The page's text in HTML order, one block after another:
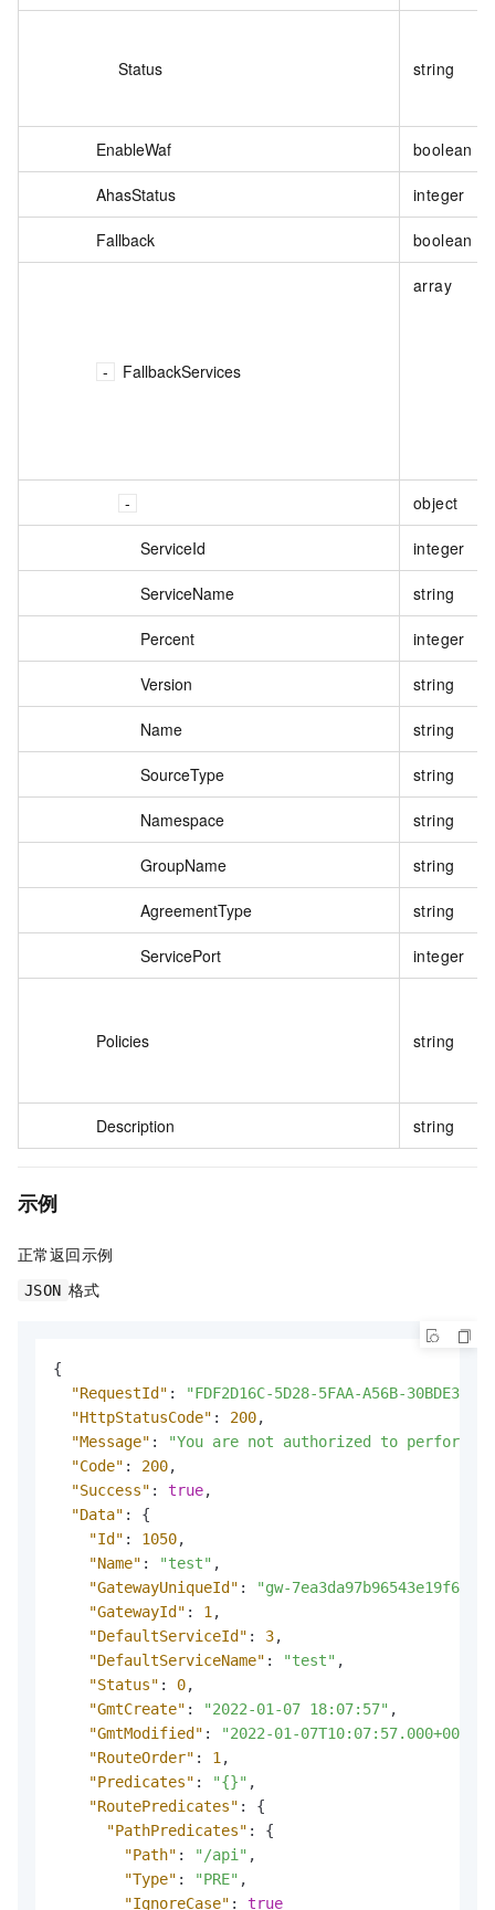
Status string
EnableWaf boolean
AhasStatus integer
Fallback boolean
FallbackServices
array
object
ServiceId integer
ServiceName string
Percent integer
Version string
Name string
SourceType string
Namespace string
GroupName string
AgreementType string
ServicePort integer
Policies string
Description string
示例
正常返回示例
JSON 格式
{
"RequestId" :
"FDF2D16C-5D28-5FAA-A56B-
"HttpStatusCode" : 200,
"Message" :
"You are not authorized to perform
"Code" : 200,
"Success" : true,
"Data" :
{
"Id" : 1050,
"Name" : "test" ,
"GatewayUniqueId" :
"gw-
"GatewayId" : 1 ,
"DefaultServiceId" : 3,
"DefaultServiceName" : "test" ,
"Status" : 0,
"GmtCreate" : "2022-01-07 18:07:57" ,
"GmtModified" : "2022-01-07T10:07:57.000+0000"
"RouteOrder" : 1 ,
"Predicates" : "{}" ,
"RoutePredicates" :
{
"PathPredicates" :
{
"Path" : "/api" ,
"Type" : "PRE" ,
"IgnoreCase" : true